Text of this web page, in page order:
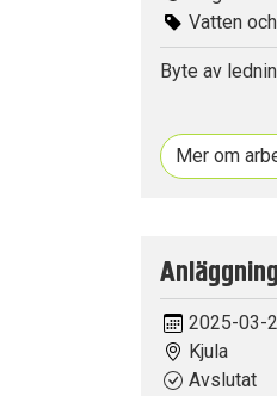
Vatten
Byte av
Mer om
2025-03-
Kjula
Avslutat